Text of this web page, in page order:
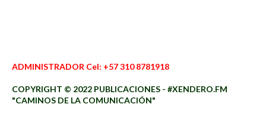
ADMINISTRADOR Cel: +57 310 8781918
COPYRIGHT © 2022 PUBLICACIONES - #XENDERO.FM
"CAMINOS DE LA COMUNICACIÓN"